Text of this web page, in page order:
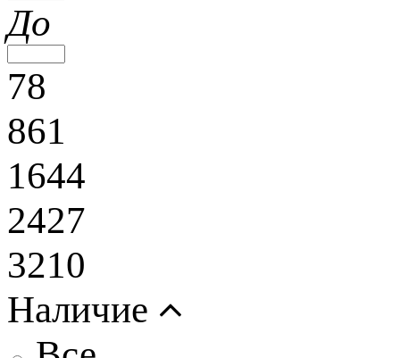
До
78
861
1644
2427
3210
Наличие